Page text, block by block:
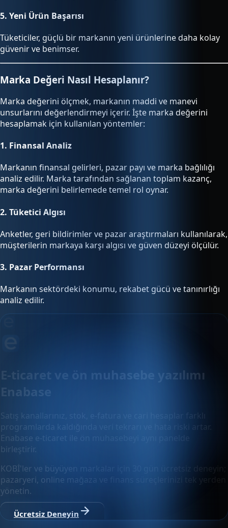
5. Yeni Ürün Başarısı
Tüketiciler, güçlü bir markanın yeni ürünlerine daha kolay
güvenir ve benimser.
Marka Değeri Nasıl Hesaplanır?
Marka değerini ölçmek, markanın maddi ve manevi
unsurlarını değerlendirmeyi içerir. İşte marka değerini
hesaplamak için kullanılan yöntemler:
1. Finansal Analiz
Markanın finansal gelirleri, pazar payı ve marka bağlılığı
analiz edilir. Marka tarafından sağlanan toplam kazanç,
marka değerini belirlemede temel rol oynar.
2. Tüketici Algısı
Anketler, geri bildirimler ve pazar araştırmaları kullanılarak,
müşterilerin markaya karşı algısı ve güven düzeyi ölçülür.
3. Pazar Performansı
Markanın sektördeki konumu, rekabet gücü ve tanınırlığı
analiz edilir.
E-ticaret ve ön muhasebe yazılımı
Enabase
Satış kanallarınız, stok, e-fatura ve cari hesaplar farklı
programlarda kaldığında veri tekrarı ve hata riski artar.
Enabase e-ticaret ile ön muhasebeyi aynı panelde
birleştirir.
KOBİ'ler ve büyüyen markalar için 30 gün ücretsiz deneyin;
pazaryeri, online mağaza ve finans süreçlerinizi tek yerden
yönetin.
Ücretsiz Deneyin